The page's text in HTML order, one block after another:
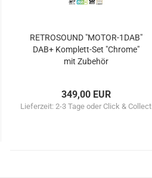
RETROSOUND "MOTOR-1DAB"
DAB+ Komplett-Set "Chrome"
mit Zubehör
349,00 EUR
Lieferzeit: 2-3 Tage oder Click & Collect